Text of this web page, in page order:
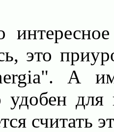
это
А
удобен
считать